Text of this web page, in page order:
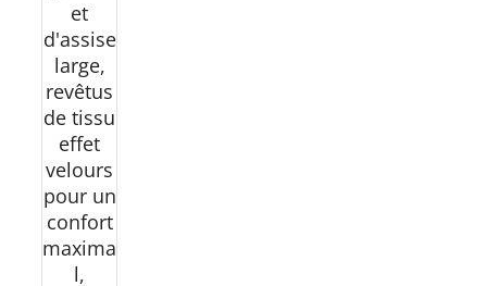
et
d'assise
large,
revêtus
de tissu
effet
velours
pour un
confort
maxima
l,